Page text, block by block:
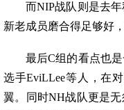
而NIP战队则是去
新老成员磨合得足够好
最后C组的看点也
选手EviLLee等人，在
翼。同时NH战队更是